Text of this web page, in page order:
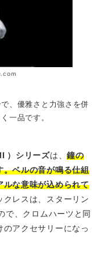
、優雅さと力強さを併
一品です。
）シリーズは、鐘の
。ベルの音が鳴る仕組
ルな意味が込められて
レスは、スターリン
で、クロムハーツと同
アクセサリーになっ